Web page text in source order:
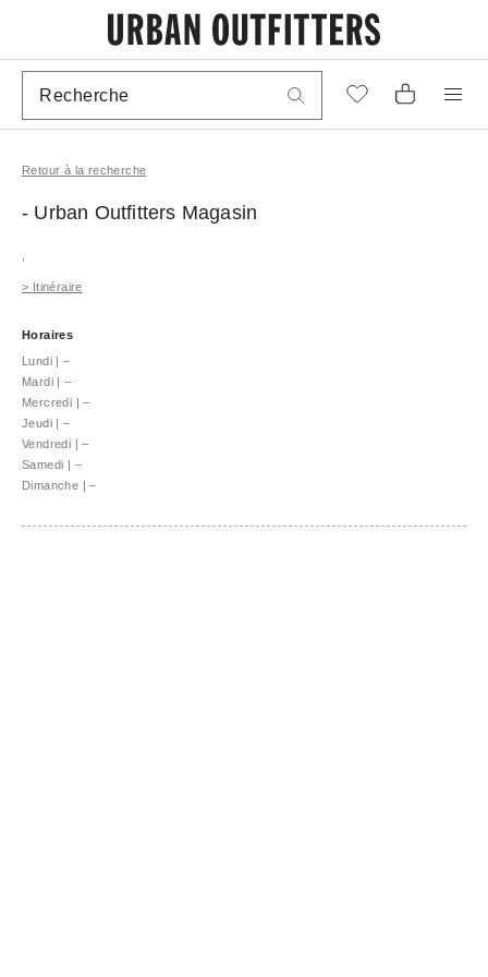
Retour à la recherche
- Urban Outfitters Magasin
> Itinéraire
Horaires
Lundi | –
Mardi | –
Mercredi | –
Jeudi | –
Vendredi | –
Samedi | –
Dimanche | –